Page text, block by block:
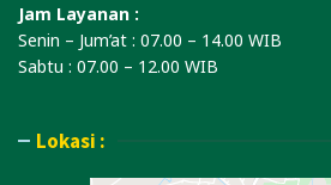
Jam Layanan :
Senin – Jum’at : 07.00 – 14.00 WIB
Sabtu : 07.00 – 12.00 WIB
Lokasi :